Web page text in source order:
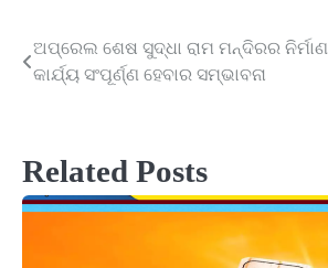
Post
navigation
ଅପ୍ରେଲ ଶେଷ ସୁଦ୍ଧା ରାମ ମନ୍ଦିରର ନିର୍ମାଣ
କାର୍ଯ୍ୟ ସଂପୂର୍ଣ୍ଣ ହେବାର ସମ୍ଭାବନା
Related Posts